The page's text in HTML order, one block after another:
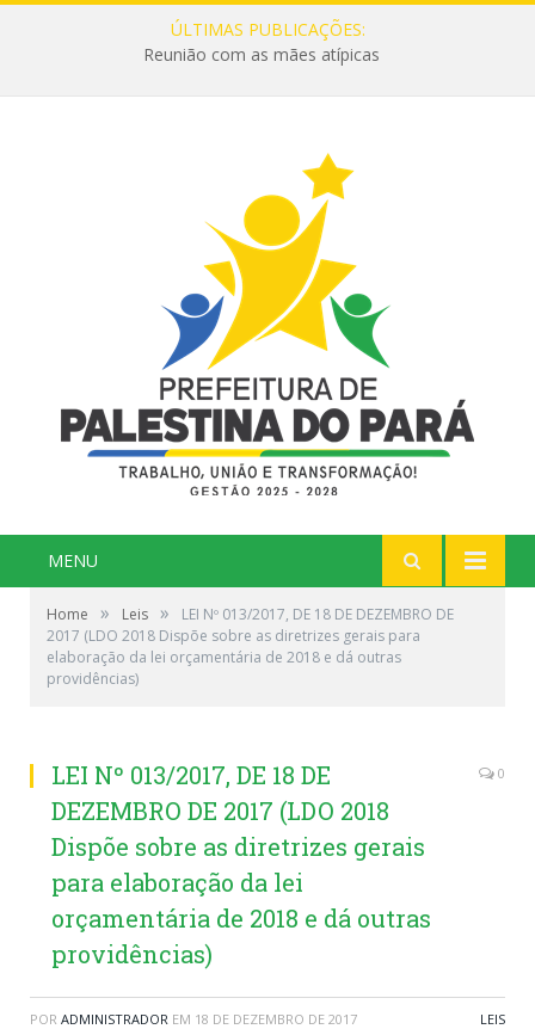
ÚLTIMAS PUBLICAÇÕES:
Reunião com as mães atípicas
MENU
Home » Leis »
LEI Nº 013/2017, DE 18 DE DEZEMBRO DE
2017 (LDO 2018 Dispõe sobre as diretrizes gerais para
elaboração da lei orçamentária de 2018 e dá outras
providências)
LEI Nº 013/2017, DE 18 DE
DEZEMBRO DE 2017 (LDO 2018
Dispõe sobre as diretrizes gerais
para elaboração da lei
orçamentária de 2018 e dá outras
providências)
0
POR ADMINISTRADOR EM 18 DE DEZEMBRO DE 2017 LEIS